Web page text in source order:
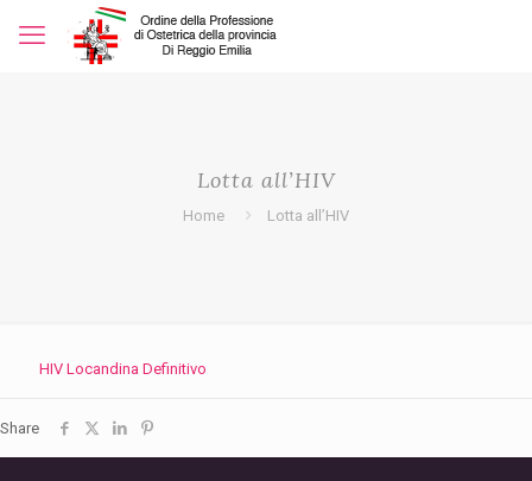
Lotta all’HIV
Home Lotta all’HIV
HIV Locandina Definitivo
Share